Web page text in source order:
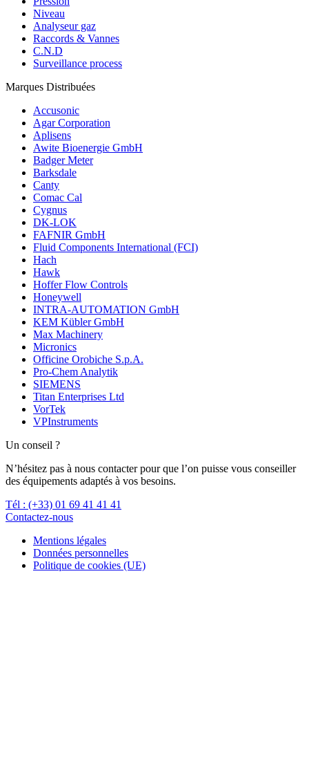
Niveau
Analyseur gaz
Raccords & Vannes
C.N.D
Surveillance process
Marques Distribuées
Accusonic
Agar Corporation
Aplisens
Awite Bioenergie GmbH
Badger Meter
Barksdale
Canty
Comac Cal
Cygnus
DK-LOK
FAFNIR GmbH
Fluid Components International (FCI)
Hach
Hawk
Hoffer Flow Controls
Honeywell
INTRA-AUTOMATION GmbH
KEM Kübler GmbH
Max Machinery
Micronics
Officine Orobiche S.p.A.
Pro-Chem Analytik
SIEMENS
Titan Enterprises Ltd
VorTek
VPInstruments
Un conseil ?
N’hésitez pas à nous contacter pour que l’on puisse vous conseiller
des équipements adaptés à vos besoins.
Tél : (+33) 01 69 41 41 41
Contactez-nous
Mentions légales
Données personnelles
Politique de cookies (UE)